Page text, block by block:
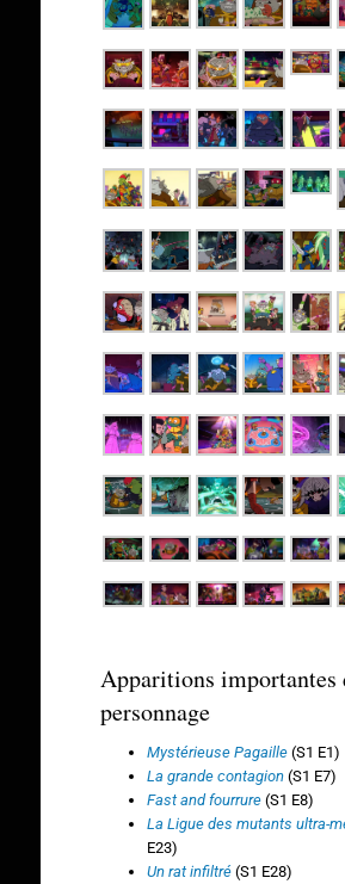
Apparitions importantes
personnage
Mystérieuse Pagaille(S1 E1)
La grande contagion (S1 E7)
Fast and fourrure(S1 E8)
La Ligue des mutants ultra-
E23)
Un rat infiltré(S1 E28)